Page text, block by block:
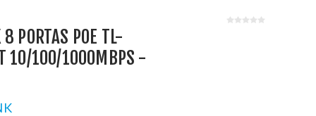
PORTAS POE TL-
10/100/1000MBPS -